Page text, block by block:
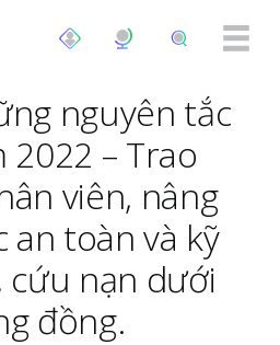
nguyên tắc
2022 – Trao
viên, nâng
an toàn và kỹ
cứu nạn dưới
đồng.